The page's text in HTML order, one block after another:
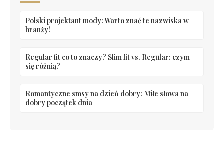
Polski projektant mody: Warto znać te nazwiska w
branży!
Regular fit co to znaczy? Slim fit vs. Regular: czym
się różnią?
Romantyczne smsy na dzień dobry: Miłe słowa na
dobry początek dnia